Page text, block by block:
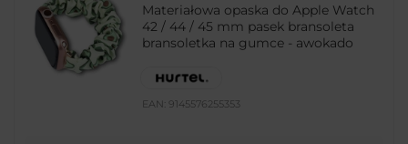
Materiałowa opaska do Apple Watch
42 / 44 / 45 mm pasek bransoleta
bransoletka na gumce - awokado
EAN: 9145576255353